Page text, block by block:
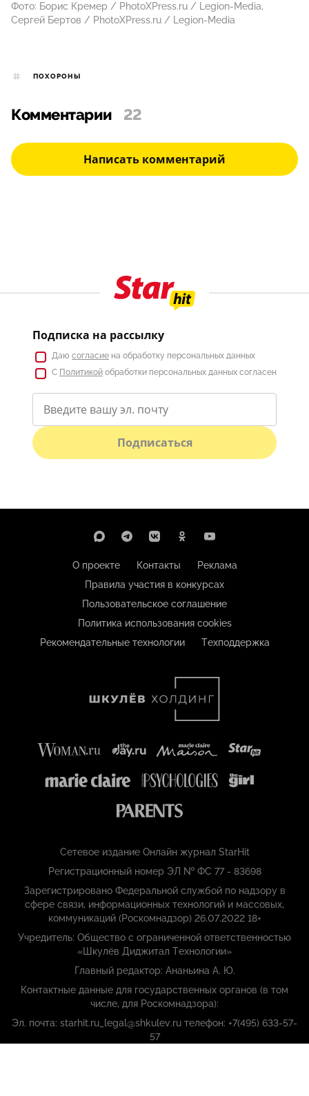
Фото: Борис Кремер / PhotoXPress.ru / Legion-Media,
Сергей Бертов / PhotoXPress.ru / Legion-Media
ПОХОРОНЫ
Комментарии 22
Написать комментарий
Подписка на рассылку
Даю согласие на обработку персональных данных
С Политикой обработки персональных данных согласен
Подписаться
О проекте Контакты
Реклама
Правила участия в конкурсах
Пользовательское соглашение
Политика использования cookies
Рекомендательные технологии
Техподдержка
Сетевое издание Онлайн журнал StarHit
Регистрационный номер ЭЛ № ФС 77 - 83698
Зарегистрировано Федеральной службой по надзору в
сфере связи, информационных технологий и массовых,
коммуникаций (Роскомнадзор) 26.07.2022 18+
Учредитель: Общество с ограниченной ответственностью
«Шкулёв Диджитал Технологии»
Главный редактор: Ананьина А. Ю.
Контактные данные для государственных органов (в том
числе, для Роскомнадзора):
Эл. почта: starhit.ru_legal@shkulev.ru телефон: +7(495) 633-57-
57